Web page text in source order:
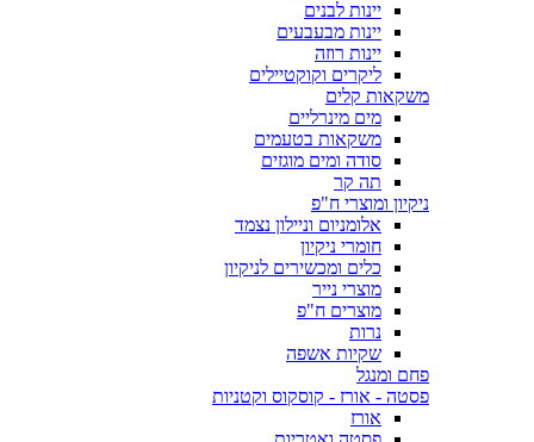
יינות לבנים
יינות מבעבעים
יינות רוזה
ליקרים וקוקטיילים
משקאות קלים
מים מינרליים
משקאות בטעמים
סודה ומים מוגזים
תה קר
ניקיון ומוצרי ח"פ
אלומניום וניילון נצמד
חומרי ניקיון
כלים ומכשירים לניקיון
מוצרי נייר
מוצרים ח"פ
נרות
שקיות אשפה
פחם ומנגל
פסטה - אורז - קוסקוס וקטניות
אורז